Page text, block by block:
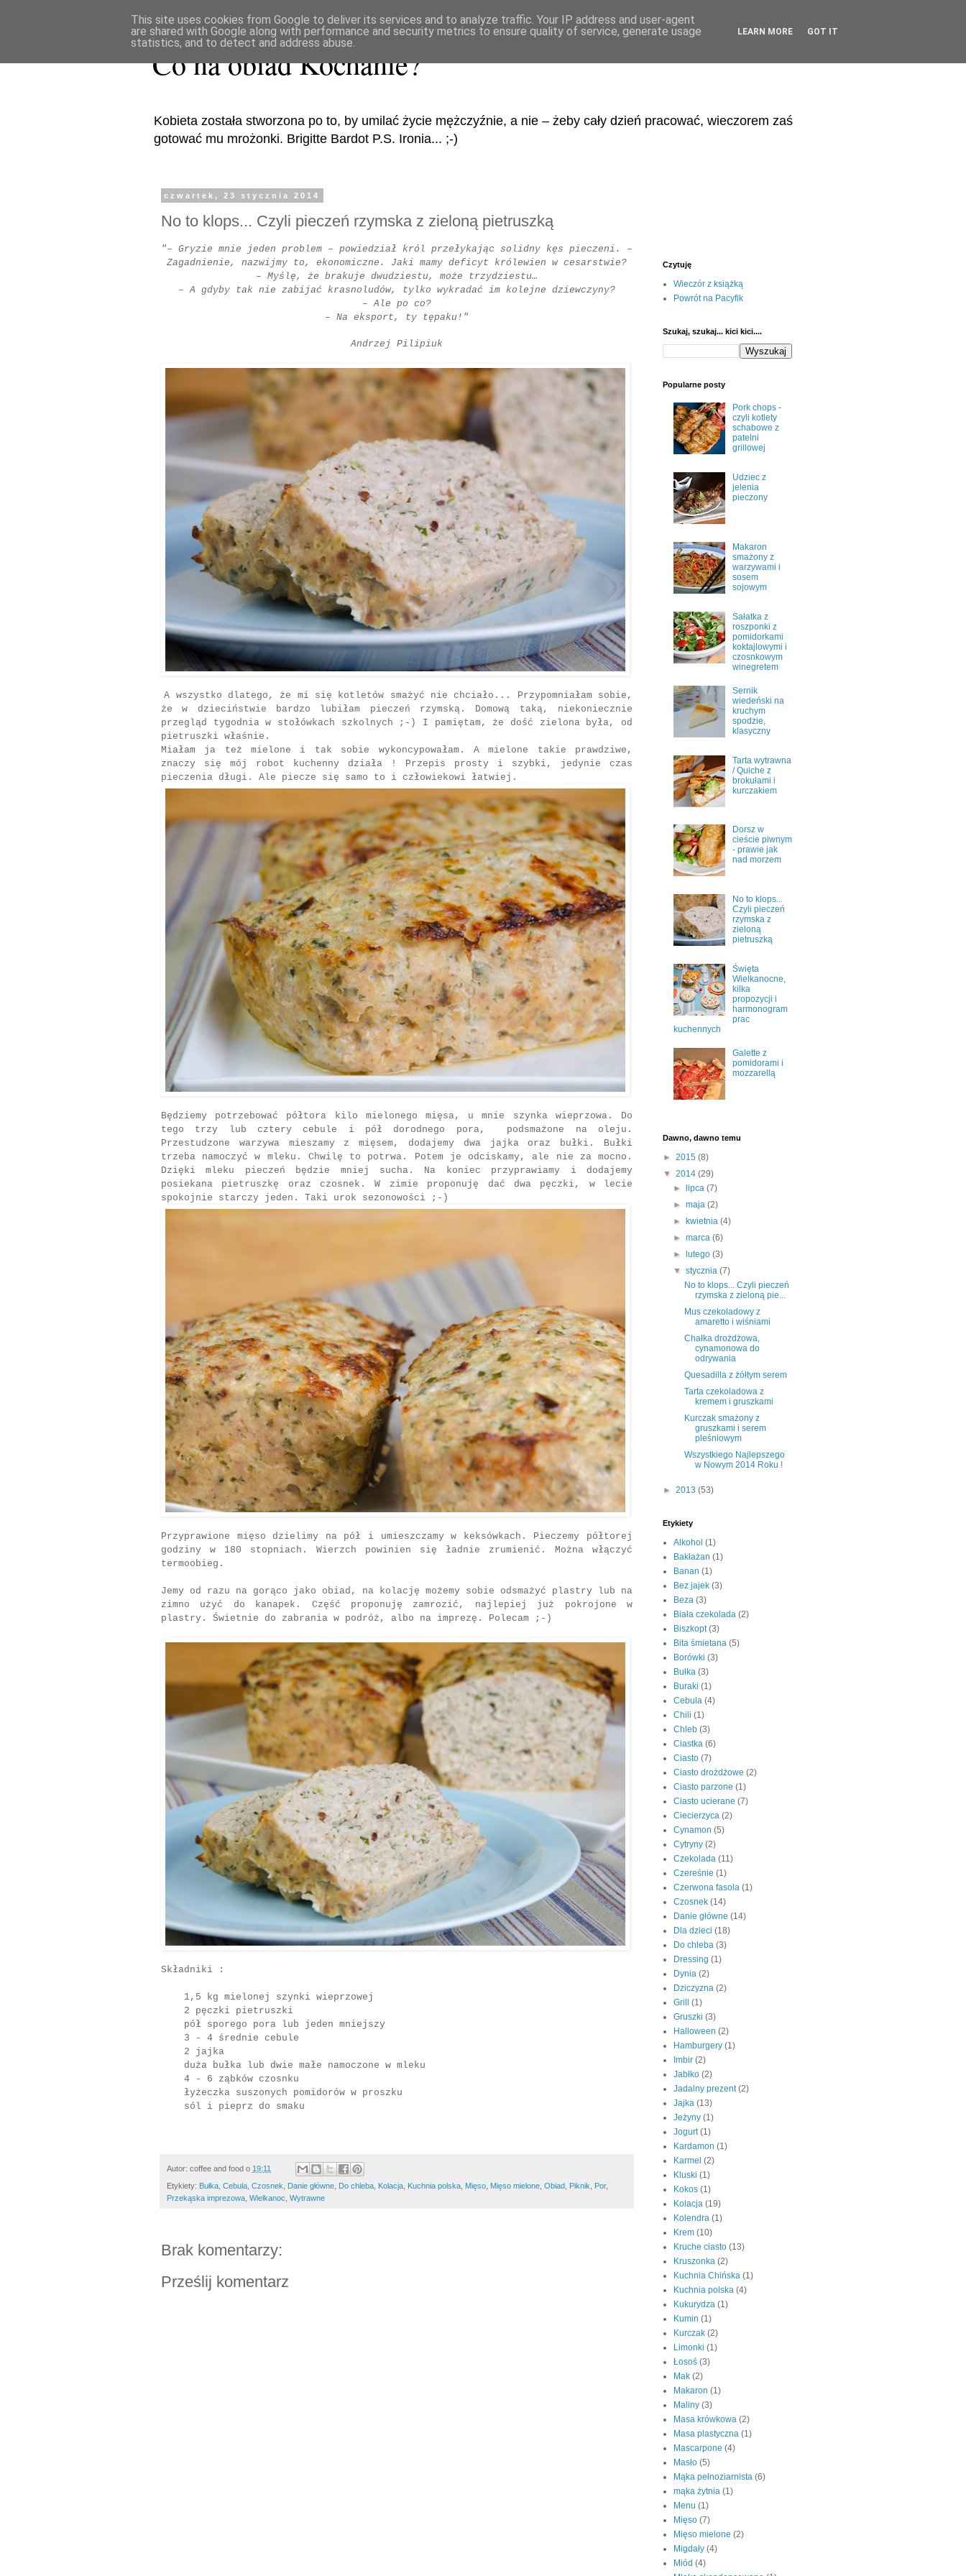
Co na obiad Kochanie?
Kobieta została stworzona po to, by umilać życie mężczyźnie, a nie – żeby cały dzień pracować, wieczorem zaś
gotować mu mrożonki. Brigitte Bardot P.S. Ironia... ;-)
czwartek, 23 stycznia 2014
No to klops... Czyli pieczeń rzymska z zieloną pietruszką
"– Gryzie mnie jeden problem – powiedział król przełykając solidny kęs pieczeni. –
Zagadnienie, nazwijmy to, ekonomiczne. Jaki mamy deficyt królewien w cesarstwie?
– Myślę, że brakuje dwudziestu, może trzydziestu…
– A gdyby tak nie zabijać krasnoludów, tylko wykradać im kolejne dziewczyny?
– Ale po co?
– Na eksport, ty tępaku!"
Andrzej Pilipiuk
A wszystko dlatego, że mi się kotletów smażyć nie chciało... Przypomniałam sobie,
że w dzieciństwie bardzo lubiłam pieczeń rzymską. Domową taką, niekoniecznie
przegląd tygodnia w stołówkach szkolnych ;-) I pamiętam, że dość zielona była, od
pietruszki właśnie.
Miałam ja też mielone i tak sobie wykoncypowałam. A mielone takie prawdziwe,
znaczy się mój robot kuchenny działa ! Przepis prosty i szybki, jedynie czas
pieczenia długi. Ale piecze się samo to i człowiekowi łatwiej.
Będziemy potrzebować półtora kilo mielonego mięsa, u mnie szynka wieprzowa. Do
tego trzy lub cztery cebule i pół dorodnego pora, podsmażone na oleju.
Przestudzone warzywa mieszamy z mięsem, dodajemy dwa jajka oraz bułki. Bułki
trzeba namoczyć w mleku. Chwilę to potrwa. Potem je odciskamy, ale nie za mocno.
Dzięki mleku pieczeń będzie mniej sucha. Na koniec przyprawiamy i dodajemy
posiekana pietruszkę oraz czosnek. W zimie proponuję dać dwa pęczki, w lecie
spokojnie starczy jeden. Taki urok sezonowości ;-)
Przyprawione mięso dzielimy na pół i umieszczamy w keksówkach. Pieczemy półtorej
godziny w 180 stopniach. Wierzch powinien się ładnie zrumienić. Można włączyć
termoobieg.
Jemy od razu na gorąco jako obiad, na kolację możemy sobie odsmażyć plastry lub na
zimno użyć do kanapek. Część proponuję zamrozić, najlepiej już pokrojone w
plastry. Świetnie do zabrania w podróż, albo na imprezę. Polecam ;-)
Składniki :
1,5 kg mielonej szynki wieprzowej
2 pęczki pietruszki
pół sporego pora lub jeden mniejszy
3 - 4 średnie cebule
2 jajka
duża bułka lub dwie małe namoczone w mleku
4 - 6 ząbków czosnku
łyżeczka suszonych pomidorów w proszku
sól i pieprz do smaku
Autor: coffee and food o 19:11
Etykiety: Bułka Cebula Czosnek Danie główne Do chleba Kolacja Kuchnia polska Mięso Mięso mielone Obiad Piknik Por,
Przekąska imprezowa Wielkanoc Wytrawne
Brak komentarzy:
Prześlij komentarz
Czytuję
Wieczór z książką
Powrót na Pacyfik
Szukaj, szukaj... kici kici....
Popularne posty
Pork chops -
czyli kotlety
schabowe z
patelni
grillowej
Udziec z
jelenia
pieczony
Makaron
smażony z
warzywami i
sosem
sojowym
Sałatka z
roszponki z
pomidorkami
koktajlowymi i
czosnkowym
winegretem
Sernik
wiedeński na
kruchym
spodzie,
klasyczny
Tarta wytrawna
/ Quiche z
brokułami i
kurczakiem
Dorsz w
cieście piwnym
- prawie jak
nad morzem
No to klops...
Czyli pieczeń
rzymska z
zieloną
pietruszką
Święta
Wielkanocne,
kilka
propozycji i
harmonogram
prac
kuchennych
Galette z
pomidorami i
mozzarellą
Dawno, dawno temu
► 2015 (8)
▼ 2014 (29)
►lipca(7)
►maja(2)
►kwietnia(4)
►marca(6)
►lutego(3)
▼stycznia(7)
No to klops... Czyli pieczeń
rzymska z zieloną pie...
Mus czekoladowy z
amaretto i wiśniami
Chałka drożdżowa,
cynamonowa do
odrywania
Quesadilla z żółtym serem
Tarta czekoladowa z
kremem i gruszkami
Kurczak smażony z
gruszkami i serem
pleśniowym
Wszystkiego Najlepszego
w Nowym 2014 Roku !
► 2013 (53)
Etykiety
Alkohol (1)
Bakłażan (1)
Banan (1)
Bez jajek (3)
Beza (3)
Biała czekolada (2)
Biszkopt (3)
Bita śmietana (5)
Borówki (3)
Bułka (3)
Buraki (1)
Cebula (4)
Chili (1)
Chleb (3)
Ciastka (6)
Ciasto (7)
Ciasto drożdżowe (2)
Ciasto parzone (1)
Ciasto ucierane (7)
Ciecierzyca (2)
Cynamon (5)
Cytryny (2)
Czekolada (11)
Czereśnie (1)
Czerwona fasola (1)
Czosnek (14)
Danie główne (14)
Dla dzieci (18)
Do chleba (3)
Dressing (1)
Dynia (2)
Dziczyzna (2)
Grill (1)
Gruszki (3)
Halloween (2)
Hamburgery (1)
Imbir (2)
Jabłko (2)
Jadalny prezent (2)
Jajka (13)
Jeżyny (1)
Jogurt (1)
Kardamon (1)
Karmel (2)
Kluski (1)
Kokos (1)
Kolacja (19)
Kolendra (1)
Krem (10)
Kruche ciasto (13)
Kruszonka (2)
Kuchnia Chińska (1)
Kuchnia polska (4)
Kukurydza (1)
Kumin (1)
Kurczak (2)
Limonki (1)
Łosoś (3)
Mak (2)
Makaron (1)
Maliny (3)
Masa krówkowa (2)
Masa plastyczna (1)
Mascarpone (4)
Masło (5)
Mąka pełnoziarnista (6)
mąka żytnia (1)
Menu (1)
Mięso (7)
Mięso mielone (2)
Migdały (4)
Miód (4)
This site uses cookies from Google to deliver its services and to analyze traffic. Your IP address and user-agent
are shared with Google along with performance and security metrics to ensure quality of service, generate usage
statistics, and to detect and address abuse.
LEARN MORE GOT IT